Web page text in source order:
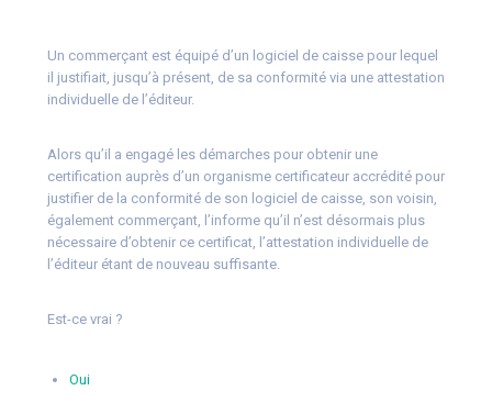
Un commerçant est équipé d’un logiciel de caisse pour lequel
il justifiait, jusqu’à présent, de sa conformité via une attestation
individuelle de l’éditeur.
Alors qu’il a engagé les démarches pour obtenir une
certification auprès d’un organisme certificateur accrédité pour
justifier de la conformité de son logiciel de caisse, son voisin,
également commerçant, l’informe qu’il n’est désormais plus
nécessaire d’obtenir ce certificat, l’attestation individuelle de
l’éditeur étant de nouveau suffisante.
Est-ce vrai ?
Oui